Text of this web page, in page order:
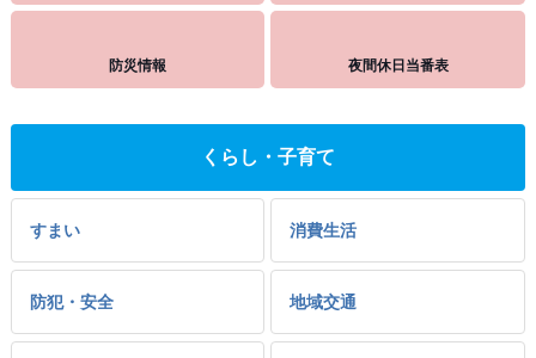
防災情報 夜間休日当番表
くらし・子育て
すまい 消費生活
防犯・安全 地域交通